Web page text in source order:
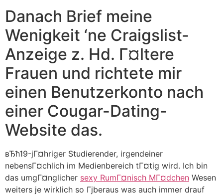
Danach Brief meine
Wenigkeit ‘ne Craigslist-
Anzeige z. Hd. Г¤ltere
Frauen und richtete mir
einen Benutzerkonto nach
einer Cougar-Dating-
Website das.
вЂћ19-jГ¤hriger Studierender, irgendeiner
nebensГ¤chlich im Medienbereich tГ¤tig wird. Ich bin
das umgГ¤nglicher sexy RumГ¤nisch MГ¤dchen Wesen
weiters je wirklich so Гјberaus was auch immer drauf